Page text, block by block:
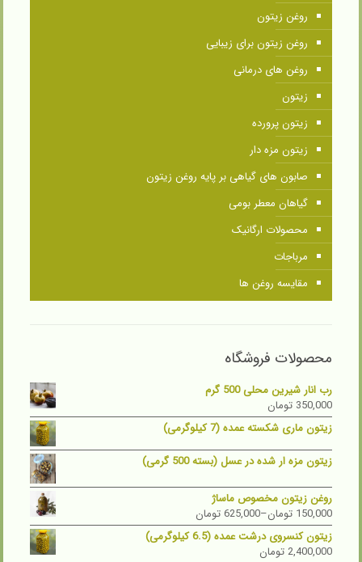
روغن زیتون
روغن زیتون برای زیبایی
روغن های درمانی
زیتون
زیتون پرورده
زیتون مزه دار
صابون های گیاهی بر پایه روغن زیتون
گیاهان معطر بومی
محصولات ارگانیک
مرباجات
مقایسه روغن ها
محصولات فروشگاه
رب انار شیرین محلی 500 گرم
350,000 تومان
زیتون ماری شکسته عمده (7 کیلوگرمی)
زیتون مزه ار شده در عسل (بسته 500 گرمی)
روغن زیتون مخصوص ماساژ
150,000 تومان–
625,000 تومان
زیتون کنسروی درشت عمده (6.5 کیلوگرمی)
2,400,000 تومان